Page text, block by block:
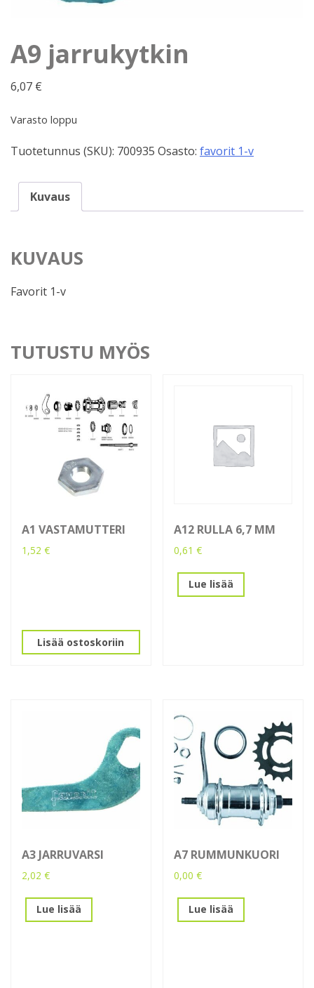
A9 jarrukytkin
6,07 €
Varasto loppu
Tuotetunnus (SKU): 700935 Osasto: favorit 1-v
Kuvaus
KUVAUS
Favorit 1-v
TUTUSTU MYÖS
A1 VASTAMUTTERI
1,52 €
Lisää ostoskoriin
A12 RULLA 6,7 MM
0,61€
Lue lisää
A3 JARRUVARSI
2,02 €
Lue lisää
A7 RUMMUNKUORI
0,00€
Lue lisää